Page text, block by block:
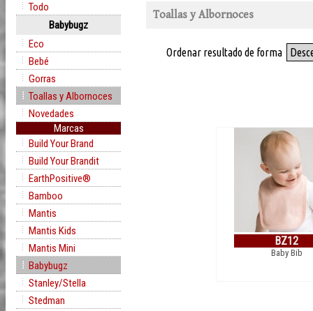
Todo
Babybugz
Eco
Bebé
Gorras
Toallas y Albornoces
Novedades
Marcas
Build Your Brand
Build Your Brandit
EarthPositive®
Bamboo
Mantis
Mantis Kids
Mantis Mini
Babybugz
Stanley/Stella
Stedman
Toallas y Albornoces
Ordenar resultado de forma
BZ12
Baby Bib